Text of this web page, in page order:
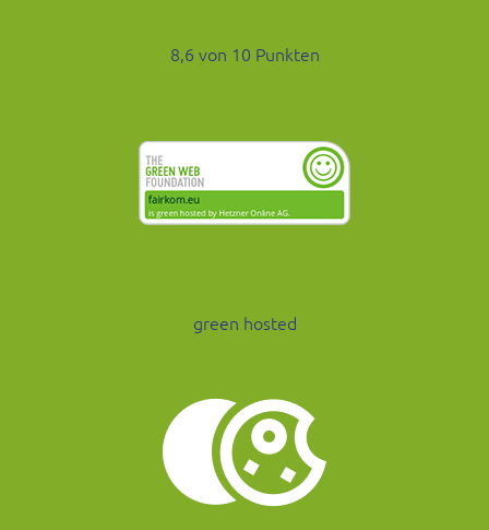
8,6 von 10 Punkten
green hosted